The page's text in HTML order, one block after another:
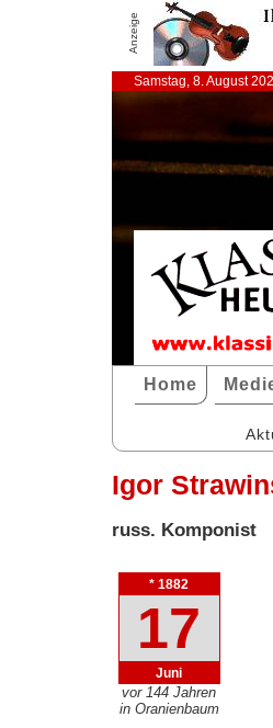
Anzeige
Samstag, 8. August
Home
Igor
russ. Komponist
* 1882
17
Juni
vor 144 Jahren
in Oranienbaum